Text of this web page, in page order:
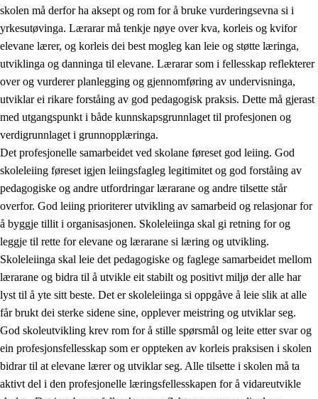
skolen må derfor ha aksept og rom for å bruke vurderingsevna si i
yrkesutøvinga. Lærarar må tenkje nøye over kva, korleis og kvifor
elevane lærer, og korleis dei best mogleg kan leie og støtte læringa,
utviklinga og danninga til elevane. Lærarar som i fellesskap reflekterer
over og vurderer planlegging og gjennomføring av undervisninga,
utviklar ei rikare forståing av god pedagogisk praksis. Dette må gjerast
med utgangspunkt i både kunnskapsgrunnlaget til profesjonen og
verdigrunnlaget i grunnopplæringa.
Det profesjonelle samarbeidet ved skolane føreset god leiing. God
skoleleiing føreset igjen leiingsfagleg legitimitet og god forståing av
pedagogiske og andre utfordringar lærarane og andre tilsette står
overfor. God leiing prioriterer utvikling av samarbeid og relasjonar for
å byggje tillit i organisasjonen. Skoleleiinga skal gi retning for og
leggje til rette for elevane og lærarane si læring og utvikling.
Skoleleiinga skal leie det pedagogiske og faglege samarbeidet mellom
lærarane og bidra til å utvikle eit stabilt og positivt miljø der alle har
lyst til å yte sitt beste. Det er skoleleiinga si oppgåve å leie slik at alle
får brukt dei sterke sidene sine, opplever meistring og utviklar seg.
God skoleutvikling krev rom for å stille spørsmål og leite etter svar og
ein profesjonsfellesskap som er oppteken av korleis praksisen i skolen
bidrar til at elevane lærer og utviklar seg. Alle tilsette i skolen må ta
aktivt del i den profesjonelle læringsfellesskapen for å vidareutvikle